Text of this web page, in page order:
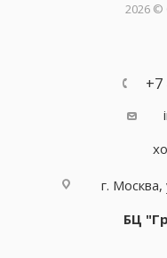
2026
+7
г.
БЦ